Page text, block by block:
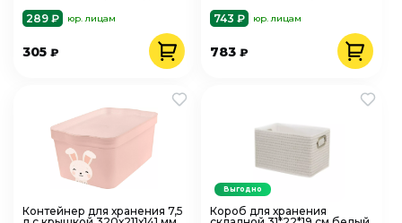
289 ₽
юр. лицам
305 ₽
пё
743 ₽ юр. лицам
783₽
Контейнер для хранения 7,5
Короб для хранения
Выгодно